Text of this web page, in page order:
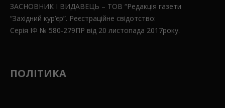
ЗАСНОВНИК І ВИДАВЕЦЬ – ТОВ “Редакція газети
“Західний кур’єр”. Реєстраційне свідотство:
Серія ІФ № 580-279ПР від 20 листопада 2017року.
ПОЛІТИКА